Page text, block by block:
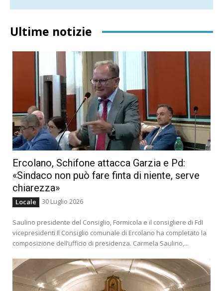
Ultime notizie
Ercolano, Schifone attacca Garzia e Pd:
«Sindaco non può fare finta di niente, serve
chiarezza»
Locale 30 Luglio 2026
Saulino presidente del Consiglio, Formicola e il consigliere di FdI
vicepresidenti Il Consiglio comunale di Ercolano ha completato la
composizione dell’ufficio di presidenza. Carmela Saulino,...